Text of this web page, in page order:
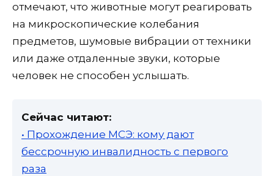
отмечают, что животные могут реагировать
на микроскопические колебания
предметов, шумовые вибрации от техники
или даже отдаленные звуки, которые
человек не способен услышать.
Сейчас читают:
• Прохождение МСЭ: кому дают
бессрочную инвалидность с первого
раза